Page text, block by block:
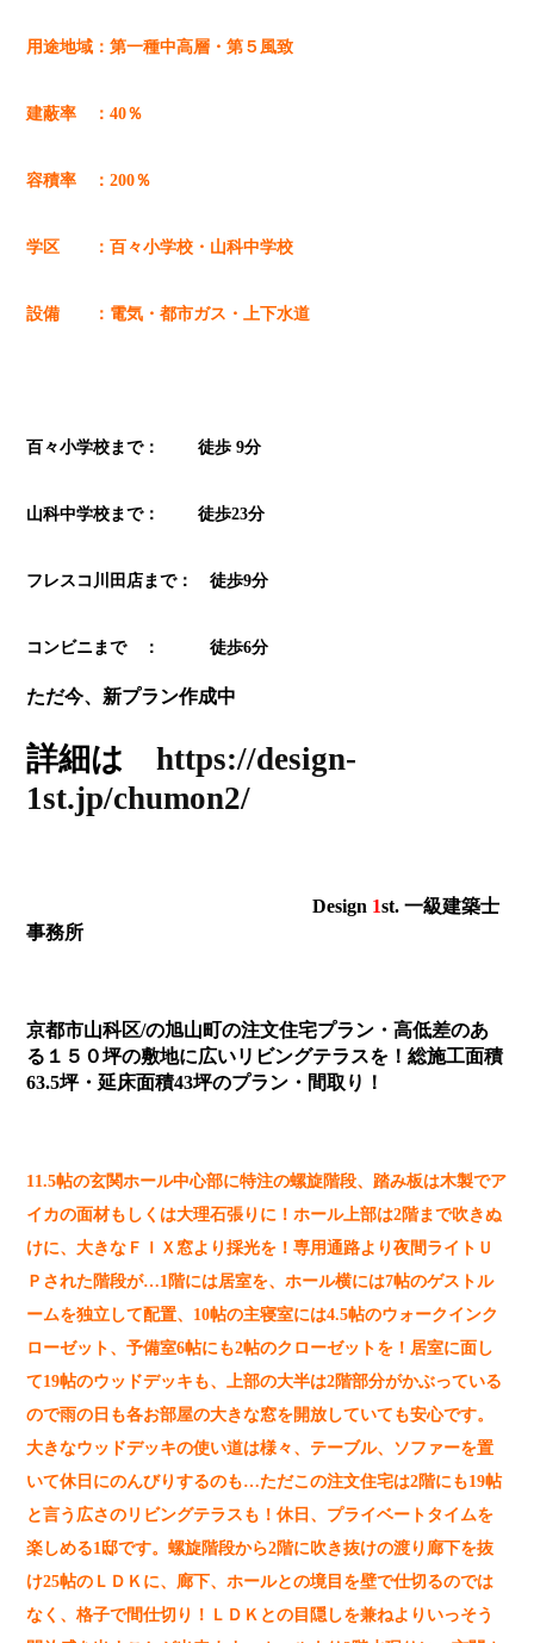
用途地域：第一種中高層・第５風致
建蔽率 ：40％
容積率 ：200％
学区 ：百々小学校・山科中学校
設備 ：電気・都市ガス・上下水道
百々小学校まで： 徒歩 9分
山科中学校まで： 徒歩23分
フレスコ川田店まで： 徒歩9分
コンビニまで ： 徒歩6分
ただ今、新プラン作成中
詳細はhttps://design-
1st.jp/chumon2/
Design 1st. 一級建築士
事務所
京都市山科区/の旭山町の注文住宅プラン・高低差のあ
る１５０坪の敷地に広いリビングテラスを！総施工面積
63.5坪・延床面積43坪のプラン・間取り！
11.5帖の玄関ホール中心部に特注の螺旋階段、踏み板は木製でア
イカの面材もしくは大理石張りに！ホール上部は2階まで吹きぬ
けに、大きなＦＩＸ窓より採光を！専用通路より夜間ライトＵ
Ｐされた階段が…1階には居室を、ホール横には7帖のゲストル
ームを独立して配置、10帖の主寝室には4.5帖のウォークインク
ローゼット、予備室6帖にも2帖のクローゼットを！居室に面し
て19帖のウッドデッキも、上部の大半は2階部分がかぶっている
ので雨の日も各お部屋の大きな窓を開放していても安心です。
大きなウッドデッキの使い道は様々、テーブル、ソファーを置
いて休日にのんびりするのも…ただこの注文住宅は2階にも19帖
と言う広さのリビングテラスも！休日、プライベートタイムを
楽しめる1邸です。螺旋階段から2階に吹き抜けの渡り廊下を抜
け25帖のＬＤＫに、廊下、ホールとの境目を壁で仕切るのでは
なく、格子で間仕切り！ＬＤＫとの目隠しを兼ねよりいっそう